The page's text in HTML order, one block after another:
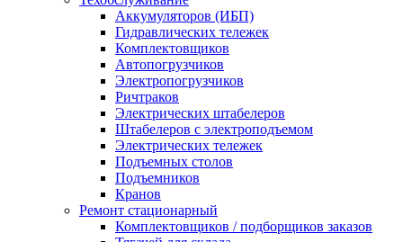
Аккумуляторов (ИБП)
Гидравлических тележек
Комплектовщиков
Автопогрузчиков
Электропогрузчиков
Ричтраков
Электрических штабелеров
Штабелеров с электроподъемом
Электрических тележек
Подъемных столов
Подъемников
Кранов
Ремонт стационарный
Комплектовщиков / подборщиков заказов